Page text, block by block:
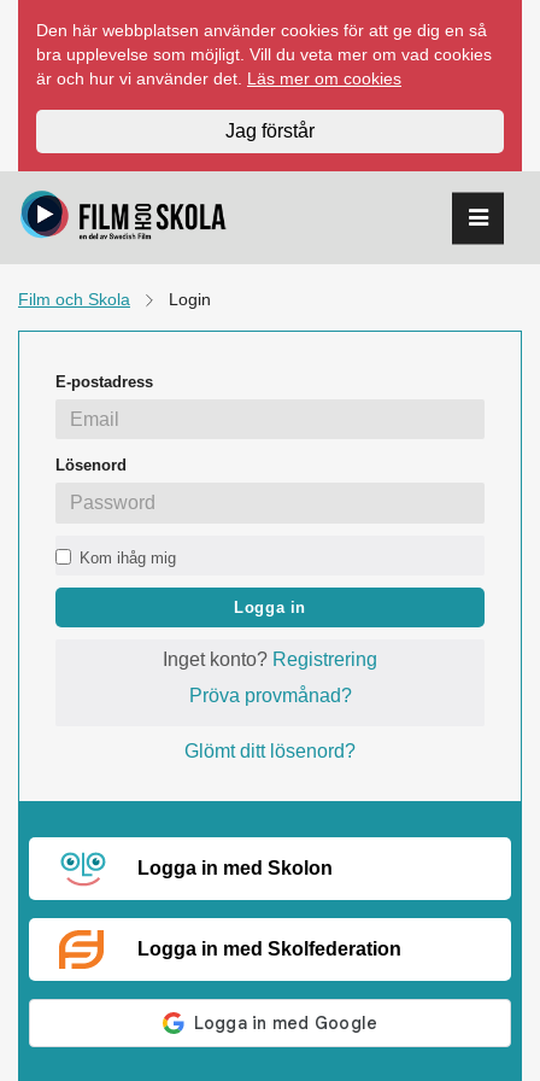
innehåll
Den här webbplatsen använder cookies för att ge dig en så
bra upplevelse som möjligt. Vill du veta mer om vad cookies
är och hur vi använder det. Läs mer om cookies
Jag förstår
Film och Skola Login
E-postadress
Lösenord
Kom ihåg mig
Logga in
Inget konto? Registrering
Pröva provmånad?
Glömt ditt lösenord?
Logga in med Skolon
Logga in med Skolfederation